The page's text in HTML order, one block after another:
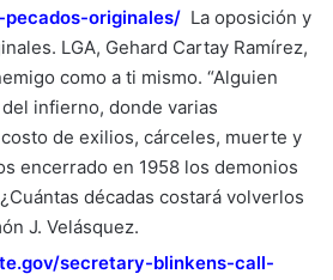
originales/ La oposición y
LGA, Gehard Cartay Ramírez,
como a ti mismo. “Alguien
infierno, donde varias
de exilios, cárceles, muerte y
encerrado en 1958 los demonios
décadas costará volverlos
J. Velásquez.
secretary-blinkens-call-